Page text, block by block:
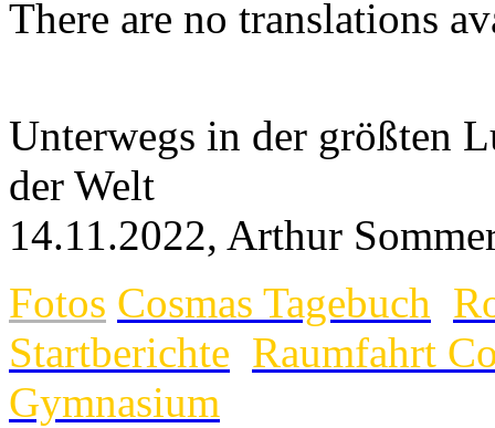
There are no translations
Unterwegs in der größten
der Welt
14.11.2022, Arthur
Fotos Cosmas Tagebuch
Startberichte Raumfahrt
Gymnasium